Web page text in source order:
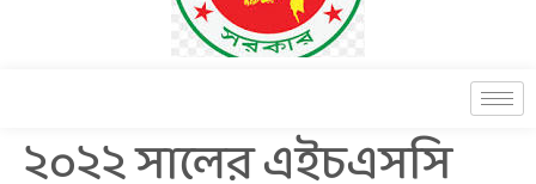
২০২২ সালের এইচএসসি